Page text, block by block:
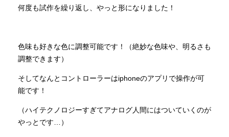
何度も試作を繰り返し、やっと形になりました！
色味も好きな色に調整可能です！（絶妙な色味や、明るさも
調整できます）
そしてなんとコントローラーはiphoneのアプリで操作が可
能です！
（ハイテクノロジーすぎてアナログ人間にはついていくのが
やっとです…）